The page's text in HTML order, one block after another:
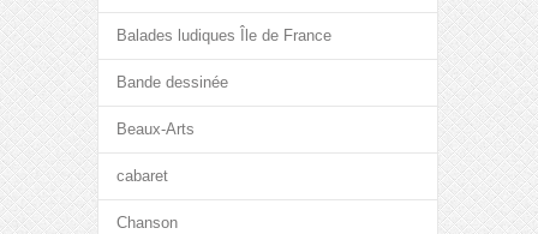
Balades ludiques Île de France
Bande dessinée
Beaux-Arts
cabaret
Chanson